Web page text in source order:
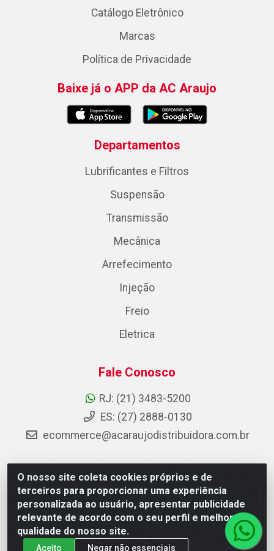
O nosso site coleta cookies próprios e de
terceiros para proporcionar uma experiência
personalizada ao usuário, apresentar publicidade
relevante de acordo com o seu perfil e melhorar a
qualidade do nosso site.
Aceito Negar não essenciais
Catálogo Eletrônico
Marcas
Política de Privacidade
Baixe já o APP da AC Araujo
Departamentos
Lubrificantes e Filtros
Suspensão
Transmissão
Mecânica
Arrefecimento
Injeção
Freio
Eletrica
Fale Conosco
RJ: (21) 3483-5200
ES: (27) 2888-0130
ecommerce@acaraujodistribuidora.com.br
AC Araujo Distribuidora - Rua Carneiro de Campos, 42 -
São Cristóvão, Rio de Janeiro/RJ - CEP 20.920-410 -
CNPJ 08.744.753/0003-85